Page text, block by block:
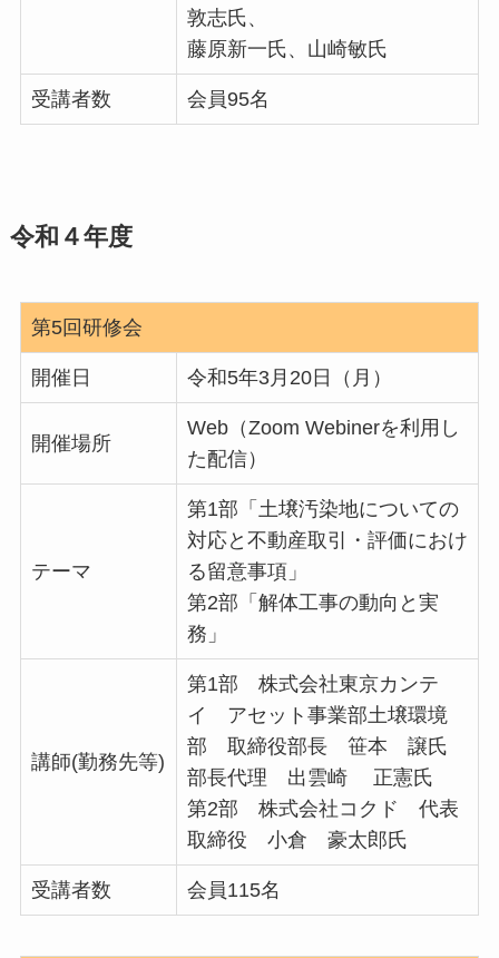
敦志氏、
藤原新一氏、山崎敏氏
受講者数 会員95名
令和４年度
第5回研修会
開催日 令和5年3月20日（月）
開催場所
Web（Zoom Webinerを利用し
た配信）
テーマ
第1部「土壌汚染地についての
対応と不動産取引・評価におけ
る留意事項」
第2部「解体工事の動向と実
務」
講師(勤務先等)
第1部 株式会社東京カンテ
イ アセット事業部土壌環境
部 取締役部長 笹本 譲氏
部長代理 出雲崎 正憲氏
第2部 株式会社コクド 代表
取締役 小倉 豪太郎氏
受講者数 会員115名